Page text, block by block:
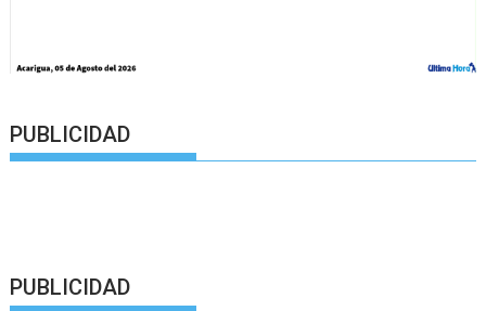
PUBLICIDAD
PUBLICIDAD